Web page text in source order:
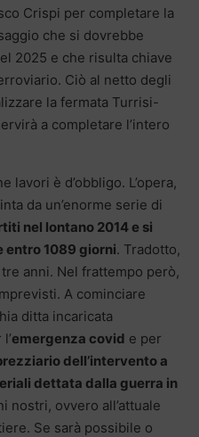
Crispi per completare la
che si dovrebbe
2025 e che risulta chiave
Ciò al netto degli
la fermata Turrisi-
a completare l’intero
lavori è d’obbligo. L’opera,
da un’enorme serie di
nel lontano 2014 e si
entro 1089 giorni. Tradotto,
anni. Nel frattempo però,
A cominciare
ditta incaricata
emergenza covid e per
dell’intervento a
dettata dalla guerra in
nostri, ovvero all’attuale
Se sarà possibile o